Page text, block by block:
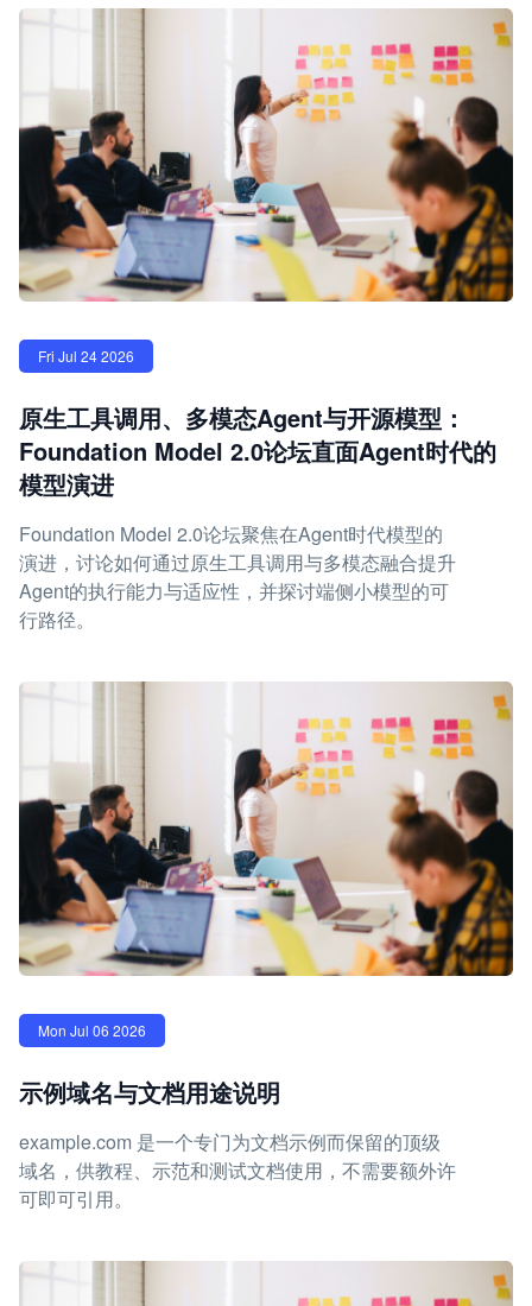
Fri Jul 24 2026
原生工具调用、多模态Agent与开源模型：
Foundation Model 2.0论坛直面Agent时代的
模型演进
Foundation Model 2.0论坛聚焦在Agent时代模型的
演进，讨论如何通过原生工具调用与多模态融合提升
Agent的执行能力与适应性，并探讨端侧小模型的可
行路径。
Mon Jul 06 2026
示例域名与文档用途说明
example.com 是一个专门为文档示例而保留的顶级
域名，供教程、示范和测试文档使用，不需要额外许
可即可引用。